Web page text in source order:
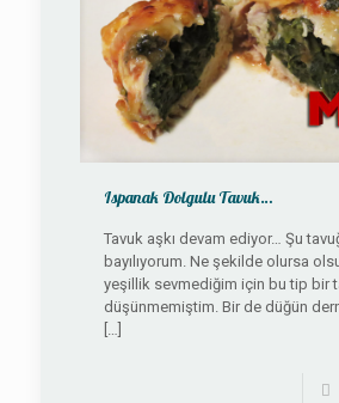
Ispanak Dolgulu Tavuk…
Tavuk aşkı devam ediyor… Şu
bayılıyorum. Ne şekilde olursa
yeşillik sevmediğim için bu tip bir
düşünmemiştim. Bir de düğün
[…]